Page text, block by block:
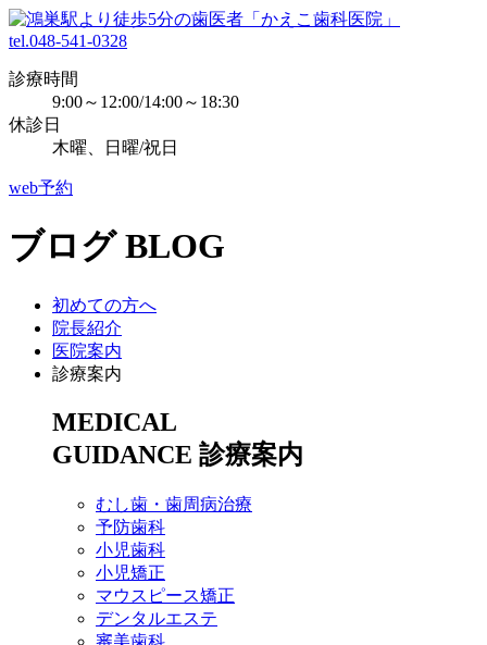
tel.048-541-0328
診療時間
9:00～12:00/14:00～18:30
休診日
木曜、日曜/祝日
web予約
ブログ BLOG
初めての方へ
院長紹介
医院案内
診療案内
MEDICAL
GUIDANCE 診療案内
むし歯・歯周病治療
予防歯科
小児歯科
小児矯正
マウスピース矯正
デンタルエステ
審美歯科